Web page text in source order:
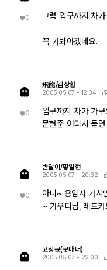
0 그럼 입구까지 차
꼭 가봐야겠네요..
0
飛龍/김상환
2005.05.07 - 12:04
입구까지 차가 가
문현준 어디서 듣던
0
반달이/황일현
2005.05.07 - 20:32
아니~ 용암사 가시
~ 가우디님, 레드
고상균(굿매너)
2005.05.07 - 22:00